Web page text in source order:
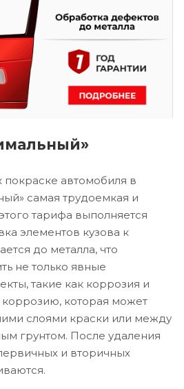
покраске автомобиля в
самая трудоемкая и
тарифа выполняется
элементов кузова к
до металла, что
не только явные
такие как коррозия и
которая может
слоями краски или между
грунтом. После удаления
и вторичных